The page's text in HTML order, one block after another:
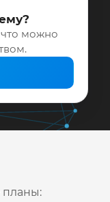
что можно
планы: